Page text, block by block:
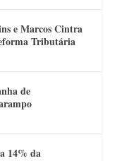
e Marcos Cintra
Tributária
de
14% da